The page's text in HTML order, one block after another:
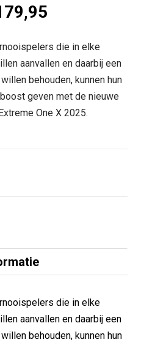
Huidige
is:
€ 179,95.
die in elke
aanvallen en daarbij een
behouden, kunnen hun
geven met de nieuwe
One X 2025.
die in elke
aanvallen en daarbij een
behouden, kunnen hun